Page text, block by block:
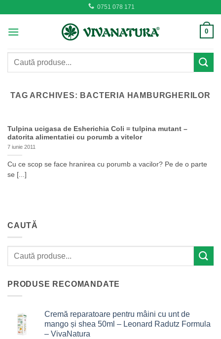
content
0751 078 171
0
Caută
TAG ARCHIVES: BACTERIA HAMBURGHERILOR
Tulpina ucigasa de Esherichia Coli = tulpina mutant –
datorita alimentatiei cu porumb a vitelor
7 iunie 2011
Cu ce scop se face hranirea cu porumb a vacilor? Pe de o parte
se [...]
CAUTĂ
PRODUSE RECOMANDATE
Cremă reparatoare pentru mâini cu unt de
mango și shea 50ml – Leonard Radutz Formula
– VivaNatura